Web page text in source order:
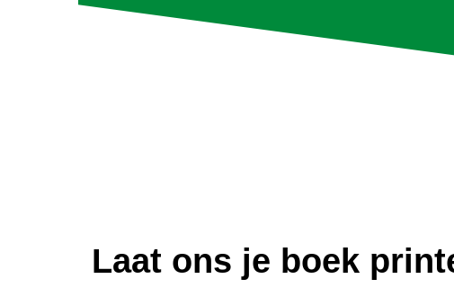
Laat ons je boek